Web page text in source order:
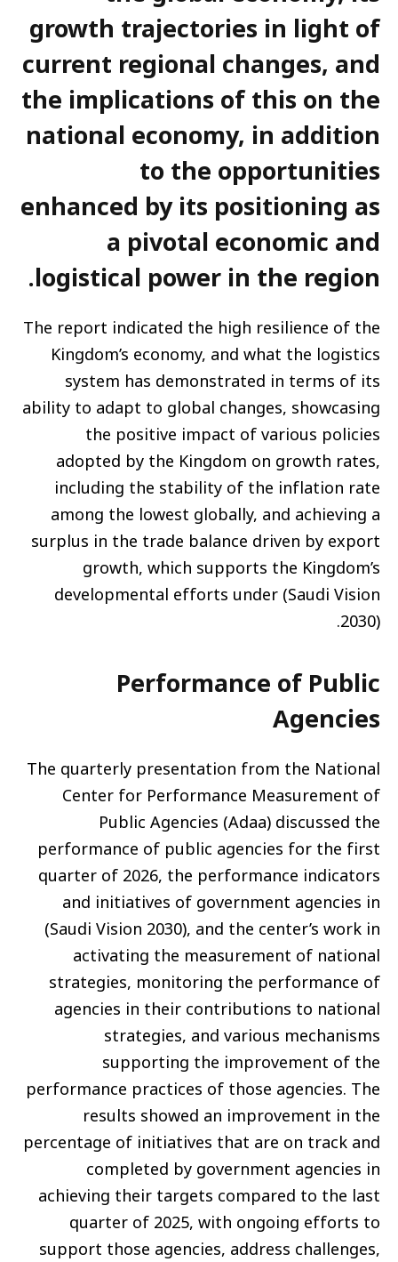
growth trajectories in light of
current regional changes, and
the implications of this on the
national economy, in addition
to the opportunities
enhanced by its positioning as
a pivotal economic and
logistical power in the region
.
The report indicated the high resilience of the
Kingdom’s economy, and what the logistics
system has demonstrated in terms of its
ability to adapt to global changes, showcasing
the positive impact of various policies
adopted by the Kingdom on growth rates,
including the stability of the inflation rate
among the lowest globally, and achieving a
surplus in the trade balance driven by export
growth, which supports the Kingdom’s
developmental efforts under (Saudi Vision
2030).
Performance of Public
Agencies
The quarterly presentation from the National
Center for Performance Measurement of
Public Agencies (Adaa) discussed the
performance of public agencies for the first
quarter of 2026, the performance indicators
and initiatives of government agencies in
(Saudi Vision 2030), and the center’s work in
activating the measurement of national
strategies, monitoring the performance of
agencies in their contributions to national
strategies, and various mechanisms
supporting the improvement of the
performance practices of those agencies. The
results showed an improvement in the
percentage of initiatives that are on track and
completed by government agencies in
achieving their targets compared to the last
quarter of 2025, with ongoing efforts to
support those agencies, address challenges,